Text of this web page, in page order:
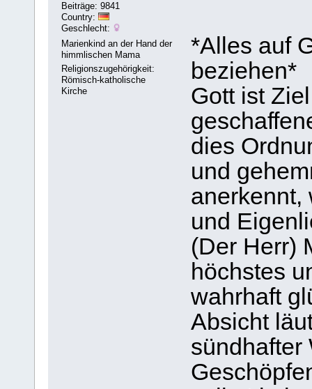
Beiträge: 9841
Country:
Geschlecht:
Marienkind an der Hand der
himmlischen Mama
Religionszugehörigkeit:
Römisch-katholische
Kirche
*Alles auf
beziehen*
Gott ist
dies
und
anerkennt,
und
(Der Herr)
höchstes
wahrhaft
Absicht
sündhafter